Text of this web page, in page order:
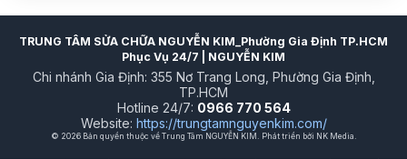
TRUNG TÂM SỬA CHỮA NGUYỄN KIM_Phường Gia Định TP.HCM
Phục Vụ 24/7 | NGUYỄN KIM
Chi nhánh Gia Định: 355 Nơ Trang Long, Phường Gia Định,
TP.HCM
Hotline 24/7: 0966 770 564
Website: https://trungtamnguyenkim.com/
© 2026 Bản quyền thuộc về Trung Tâm NGUYỄN KIM. Phát triển bởi NK Media.